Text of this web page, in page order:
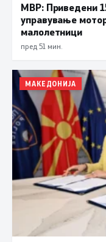
МВР: Приведени
управување
малолетници
пред 51 мин.
МАКЕДОНИЈА